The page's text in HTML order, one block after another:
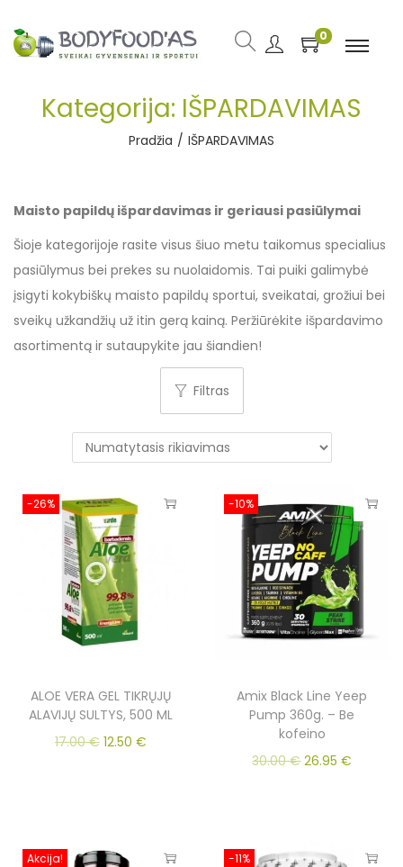
0
Kategorija: IŠPARDAVIMAS
Pradžia / IŠPARDAVIMAS
Maisto papildų išpardavimas ir geriausi pasiūlymai
Šioje kategorijoje rasite visus šiuo metu taikomus specialius
pasiūlymus bei prekes su nuolaidomis. Tai puiki galimybė
įsigyti kokybiškų maisto papildų sportui, sveikatai, grožiui bei
sveikų užkandžių už itin gerą kainą. Peržiūrėkite išpardavimo
asortimentą ir sutaupykite jau šiandien!
Filtras
-26%
ALOE VERA GEL TIKRŲJŲ
ALAVIJŲ SULTYS, 500 ML
17.00€ 12.50 €
-10%
Amix Black Line Yeep
Pump 360g. – Be
kofeino
30.00€ 26.95€
Akcija! -11%